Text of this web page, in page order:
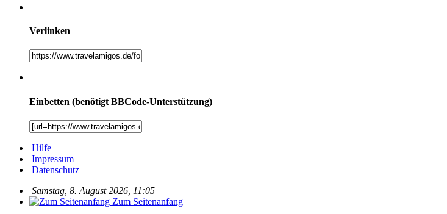
Verlinken
Einbetten (benötigt BBCode-Unterstützung)
Hilfe
Impressum
Datenschutz
Samstag, 8. August 2026, 11:05
Zum Seitenanfang